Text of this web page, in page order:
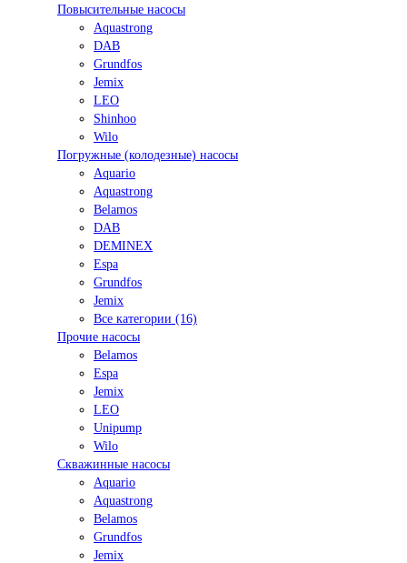
Повысительные насосы
Aquastrong
DAB
Grundfos
Jemix
LEO
Shinhoo
Wilo
Погружные (колодезные) насосы
Aquario
Aquastrong
Belamos
DAB
DEMINEX
Espa
Grundfos
Jemix
Все категории (16)
Прочие насосы
Belamos
Espa
Jemix
LEO
Unipump
Wilo
Скважинные насосы
Aquario
Aquastrong
Belamos
Grundfos
Jemix